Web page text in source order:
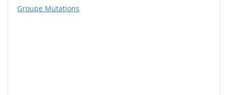
Groupe Mutations